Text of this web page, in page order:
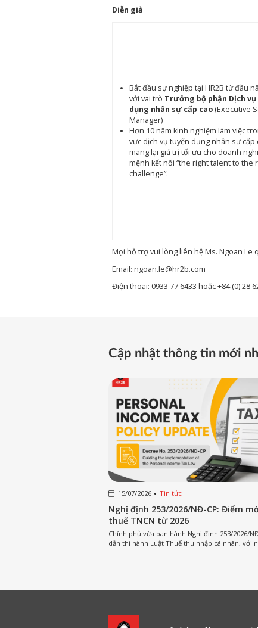
Diễn giả
Bắt đầu sự nghiệp tại HR2B từ đầu
với vai trò Trưởng bộ phận Dịch
dụng nhân sự cấp cao (Executive
Manager)
Hơn 10 năm kinh nghiệm làm việc
vực dịch vụ tuyển dụng nhân sự cấp
mang lại giá trị tối ưu cho doanh
mệnh kết nối “the right talent to the
challenge”.
Mọi hỗ trợ vui lòng liên hệ Ms. Ngoan Le
Email: ngoan.le@hr2b.com
Điện thoại: 0933 77 6433 hoặc +84 (0) 28
Cập nhật thông tin mới
15/07/2026 Tin tức
Nghị định 253/2026/NĐ-CP: Điểm
thuế TNCN từ 2026
Chính phủ vừa ban hành Nghị định 253/2026/
dẫn thi hành Luật Thuế thu nhập cá nhân, với